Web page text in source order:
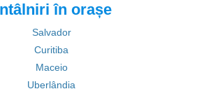
în orașe
Salvador
Curitiba
Maceio
Uberlândia